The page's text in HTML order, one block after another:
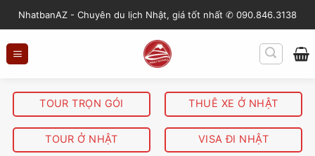
NhatbanAZ - Chuyên du lịch Nhật, giá tốt nhất ✆ 090.846.3138
TOUR TRỌN GÓI
TOUR Ở NHẬT
THUÊ XE Ở NHẬT
VISA ĐI NHẬT